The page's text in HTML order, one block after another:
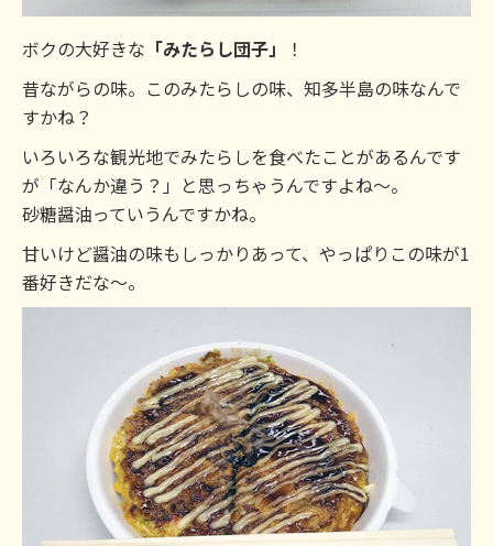
ボクの大好きな 「みたらし団子」
！
昔ながらの味。このみたらしの味、知多半島の味なんで
すかね？
いろいろな観光地でみたらしを食べたことがあるんです
が「なんか違う？」と思っちゃうんですよね～。
砂糖醤油っていうんですかね。
甘いけど醤油の味もしっかりあって、やっぱりこの味が1
番好きだな～。